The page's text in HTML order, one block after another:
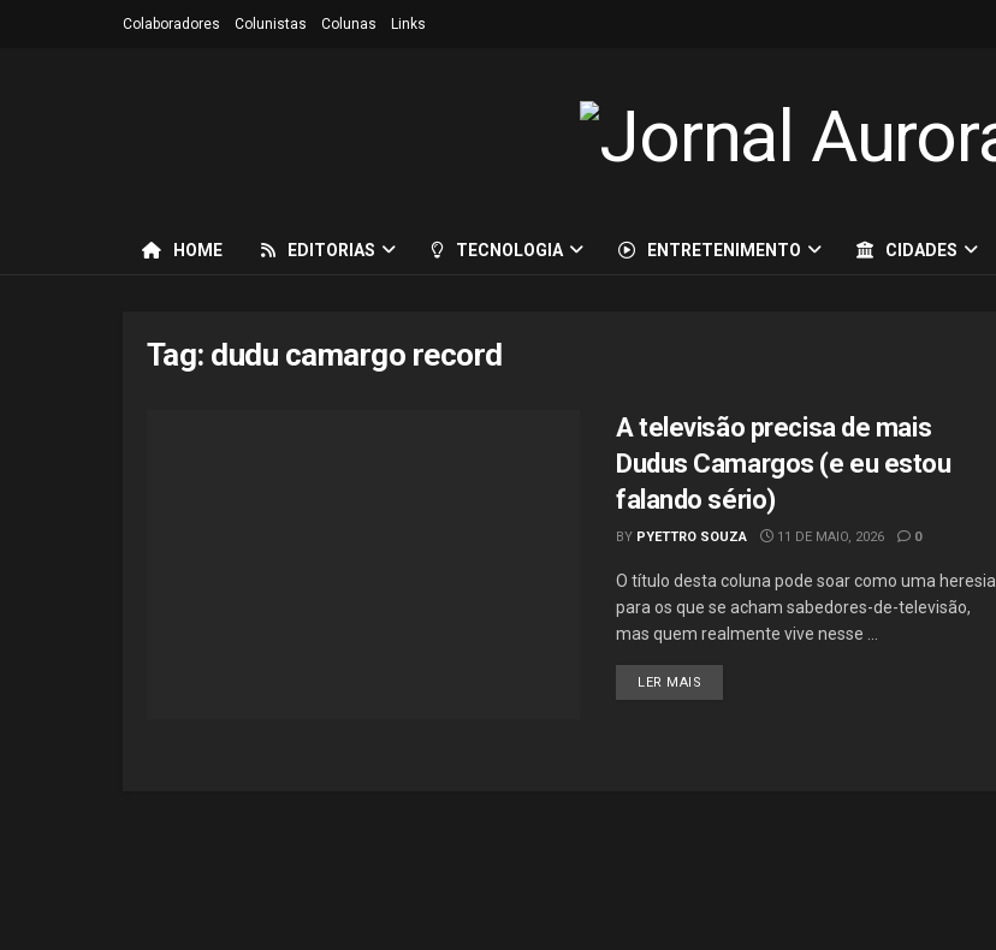
Colaboradores Colunistas Colunas Links
HOME EDITORIAS TECNOLOGIA ENTRETENIMENTO CIDADES
Tag: dudu camargo record
A televisão precisa de mais
Dudus Camargos (e eu estou
falando sério)
BY PYETTRO SOUZA 11 DE MAIO, 2026 0
O título desta coluna pode soar como uma heresia
para os que se acham sabedores-de-televisão,
mas quem realmente vive nesse ...
LER MAIS